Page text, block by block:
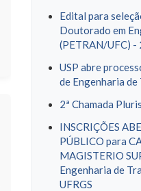
Edital para
Doutorado em
(PETRAN/UFC) -
USP abre
de Engenharia
2ª Chamada
INSCRIÇÕES
PÚBLICO para
MAGISTERIO
Engenharia de
UFRGS